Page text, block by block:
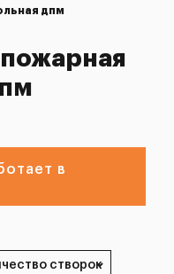
дпм
в